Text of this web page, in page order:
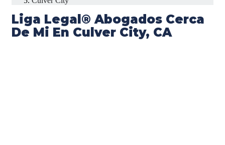
Liga Legal® Abogados Cerca
De Mi En Culver City, CA